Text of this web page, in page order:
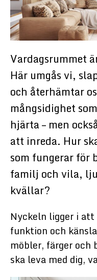
Vardagsrummet
Här umgås vi,
och återhämtar
mångsidighet
hjärta – men
att inreda. Hur
som fungerar för
familj och vila,
kvällar?
Nyckeln ligger i
funktion och
möbler, färger
ska leva med dig,